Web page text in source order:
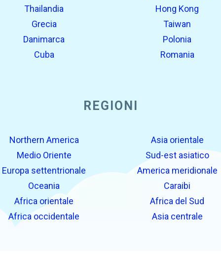
Thailandia
Hong Kong
Grecia
Taiwan
Danimarca
Polonia
Cuba Romania
REGIONI
Northern America
Asia orientale
Medio Oriente
Sud-est asiatico
Europa settentrionale
America meridionale
Oceania
Caraibi
Africa orientale
Africa del Sud
Africa occidentale Asia centrale